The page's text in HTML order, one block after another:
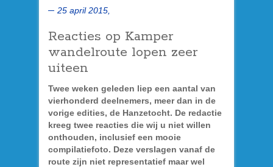
25 april 2015,
Reacties op Kamper
wandelroute lopen zeer
uiteen
Twee weken geleden liep een aantal van
vierhonderd deelnemers, meer dan in de
vorige edities, de Hanzetocht. De redactie
kreeg twee reacties die wij u niet willen
onthouden, inclusief een mooie
compilatiefoto. Deze verslagen vanaf de
route zijn niet representatief maar wel